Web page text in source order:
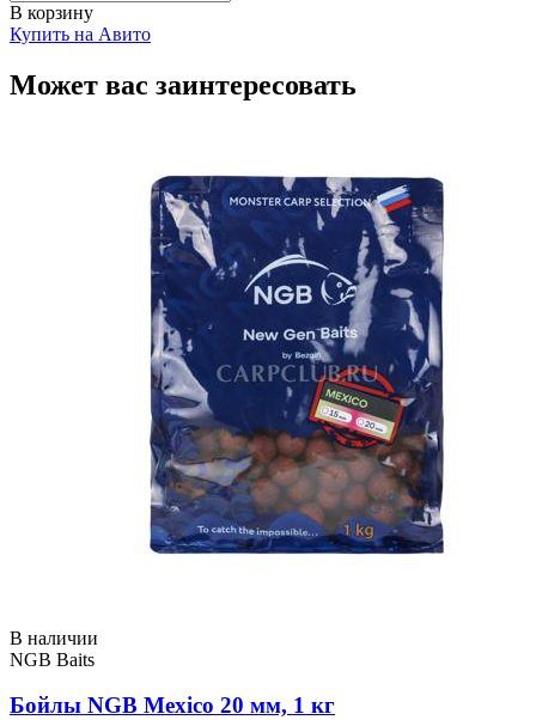
В корзину
Купить на Авито
Может вас заинтересовать
В наличии
NGB Baits
Бойлы NGB Mexico 20 мм, 1 кг